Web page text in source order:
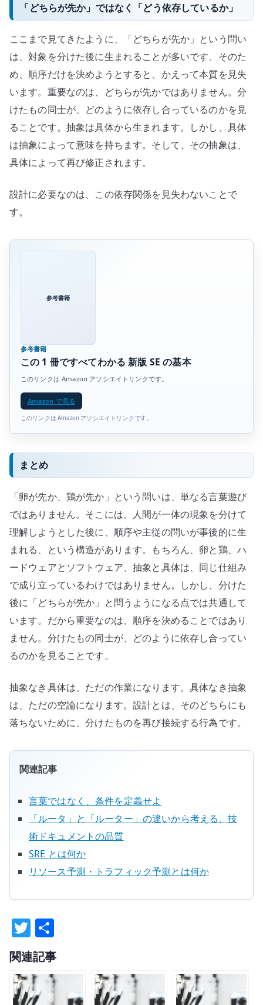
「どちらが先か」ではなく「どう依存しているか」
ここまで見てきたように、「どちらが先か」という問い
は、対象を分けた後に生まれることが多いです。そのた
め、順序だけを決めようとすると、かえって本質を見失
います。重要なのは、どちらが先かではありません。分
けたもの同士が、どのように依存し合っているのかを見
ることです。抽象は具体から生まれます。しかし、具体
は抽象によって意味を持ちます。そして、その抽象は、
具体によって再び修正されます。
設計に必要なのは、この依存関係を見失わないことで
す。
参考書籍
参考書籍
この 1 冊ですべてわかる 新版 SE の基本
このリンクは Amazon アソシエイトリンクです。
Amazon で見る
このリンクは Amazon アソシエイトリンクです。
まとめ
「卵が先か、鶏が先か」という問いは、単なる言葉遊び
ではありません。そこには、人間が一体の現象を分けて
理解しようとした後に、順序や主従の問いが事後的に生
まれる、という構造があります。もちろん、卵と鶏、ハ
ードウェアとソフトウェア、抽象と具体は、同じ仕組み
で成り立っているわけではありません。しかし、分けた
後に「どちらが先か」と問うようになる点では共通して
います。だから重要なのは、順序を決めることではあり
ません。分けたもの同士が、どのように依存し合ってい
るのかを見ることです。
抽象なき具体は、ただの作業になります。具体なき抽象
は、ただの空論になります。設計とは、そのどちらにも
落ちないために、分けたものを再び接続する行為です。
関連記事
言葉ではなく、条件を定義せよ
「ルータ」と「ルーター」の違いから考える、技
術ドキュメントの品質
SRE とは何か
リソース予測・トラフィック予測とは何か
T
w
it
te
有
関連記事